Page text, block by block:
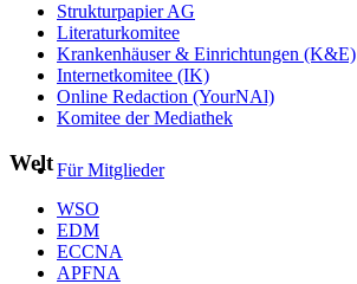
Für Mitglieder
Strukturpapier AG
Literaturkomitee
Krankenhäuser & Einrichtungen (K&E)
Internetkomitee (IK)
Online Redaction (YourNAl)
Komitee der Mediathek
Welt
WSO
EDM
ECCNA
APFNA